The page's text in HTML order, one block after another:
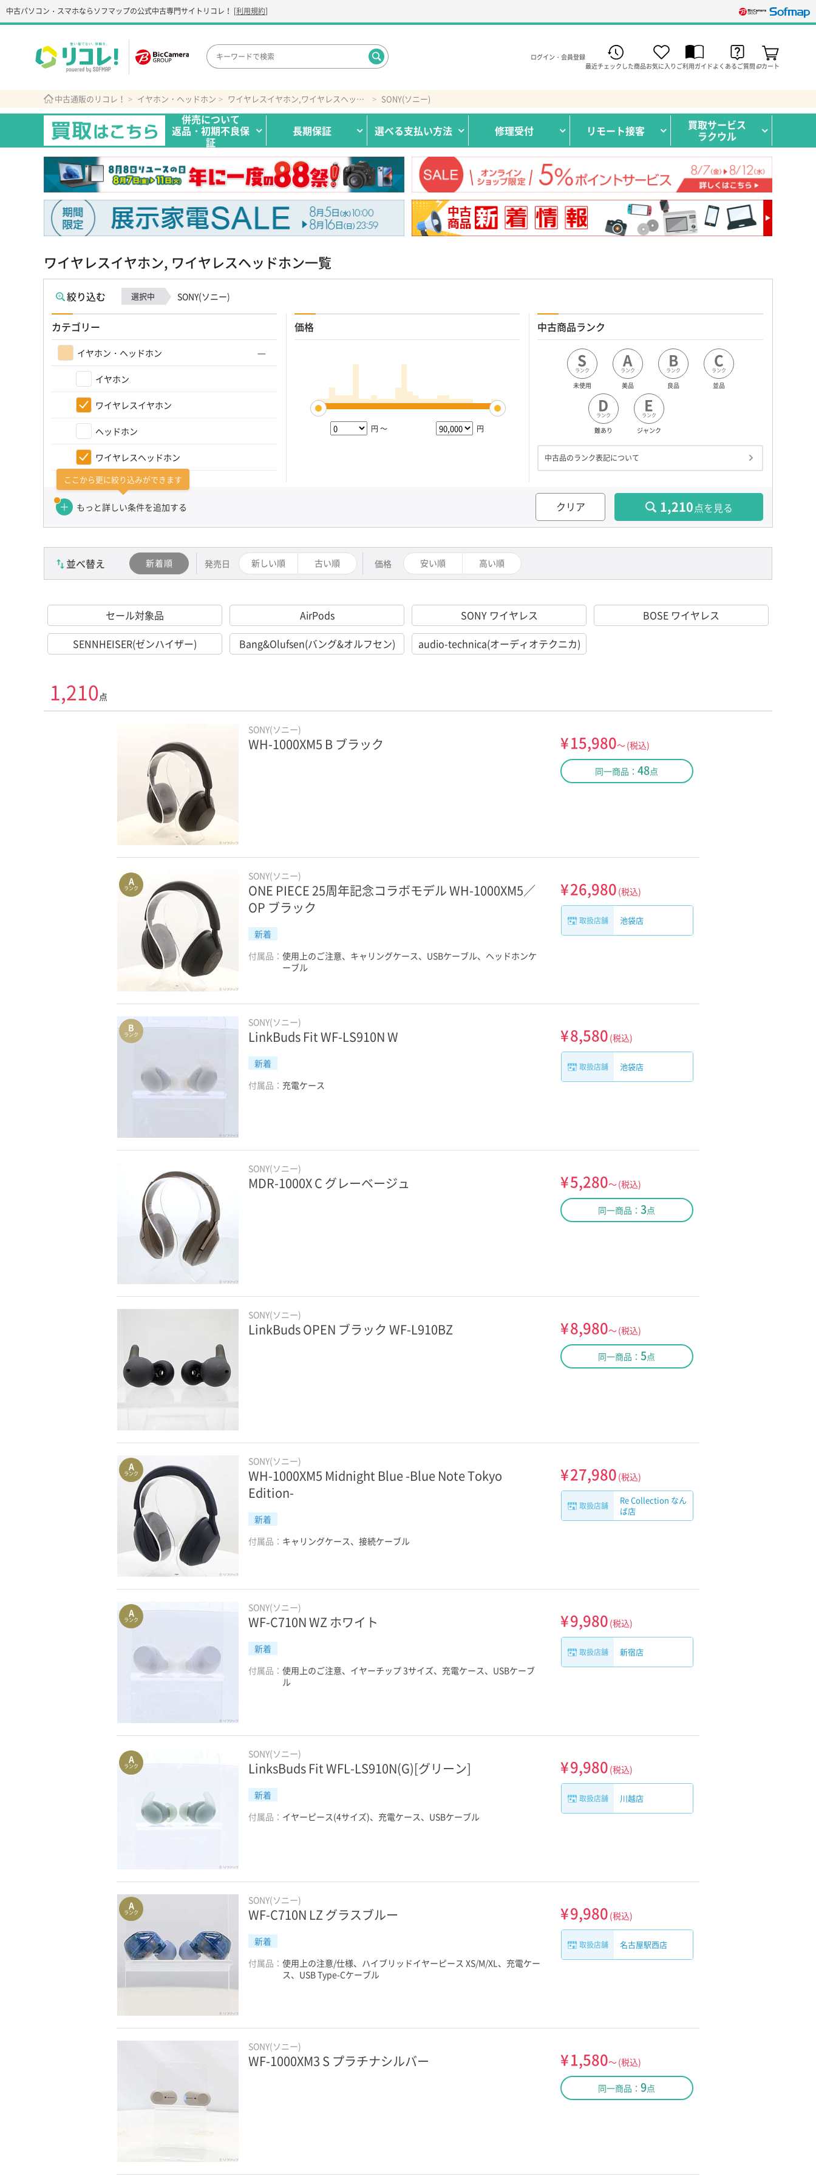
中古パソコン・スマホならソフマップの公式中古専門サイト リコレ！ [利用規約]
ログイン・会員登録
最近チェックした商品お気に入り ご利用ガイドよくあるご質問 カート
中古通販のリコレ！ イヤホン・ヘッドホン ワイヤレスイヤホン,ワイヤレスヘッドホン SONY(ソニー)
併売について
返品・初期不良保
証
長期保証 選べる支払い方法 修理受付 リモート接客 買取サービス
ラクウル
ワイヤレスイヤホン, ワイヤレスヘッドホン一覧
絞り込む 選択中 SONY(ソニー)
カテゴリー
イヤホン・ヘッドホン
イヤホン
ワイヤレスイヤホン
ヘッドホン
ワイヤレスヘッドホン
カテゴリーを選び直す（かんたん検索）
価格
円 ～ 円
中古商品ランク
S
ランク
未使用
A
ランク
美品
B
ランク
良品
C
ランク
並品
D
ランク
難あり
E
ランク
ジャンク
中古品のランク表記について
ここから更に絞り込みができます
もっと詳しい条件を追加する クリア 1,210点を見る
並べ替え 新着順 発売日 新しい順 古い順 価格 安い順 高い順
セール対象品 AirPods SONY ワイヤレス
BOSE ワイヤレス
SENNHEISER(ゼンハイザー)
Bang&Olufsen(バング&オルフセン) audio-technica(オーディオテクニカ)
1,210点
SONY(ソニー)
WH-1000XM5 B ブラック ¥15,980～(税込)
同一商品：48点
A
ランク
SONY(ソニー)
ONE PIECE 25周年記念コラボモデル WH-1000XM5／
OP ブラック
新着
付属品：使用上のご注意、キャリングケース、USBケーブル、ヘッドホンケ
ーブル
¥26,980 (税込)
取扱店舗 池袋店
B
ランク
SONY(ソニー)
LinkBuds Fit WF-LS910N W
新着
付属品： 充電ケース
¥8,580 (税込)
取扱店舗 池袋店
SONY(ソニー)
MDR-1000X C グレーベージュ ¥5,280～(税込)
同一商品：3点
SONY(ソニー)
LinkBuds OPEN ブラック WF-L910BZ ¥8,980～(税込)
同一商品：5点
A
ランク
SONY(ソニー)
WH-1000XM5 Midnight Blue -Blue Note Tokyo
Edition-
新着
付属品： キャリングケース、接続ケーブル
¥27,980 (税込)
取扱店舗
Re Collection なん
ば店
A
ランク
SONY(ソニー)
WF-C710N WZ ホワイト
新着
付属品：使用上のご注意、イヤーチップ 3サイズ、充電ケース、USBケーブ
ル
¥9,980 (税込)
取扱店舗 新宿店
A
ランク
SONY(ソニー)
LinksBuds Fit WFL-LS910N(G)[グリーン]
新着
付属品： イヤーピース(4サイズ)、充電ケース、USBケーブル
¥9,980 (税込)
取扱店舗 川越店
A
ランク
SONY(ソニー)
WF-C710N LZ グラスブルー
新着
付属品：使用上の注意/仕様、ハイブリッドイヤーピース XS/M/XL、充電ケー
ス、USB Type-Cケーブル
¥9,980 (税込)
取扱店舗 名古屋駅西店
SONY(ソニー)
WF-1000XM3 S プラチナシルバー ¥1,580～(税込)
同一商品：9点